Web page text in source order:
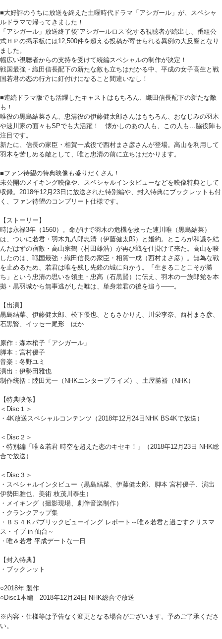
■大好評のうちに放送を終えた土曜時代ドラマ「アシガール」が、スペシャ
ルドラマで帰ってきました！
「アシガール」放送終了後“アシガールロス”化する視聴者が続出し、番組公
式ＨＰの掲示板には12,500件を超える投稿が寄せられる異例の大反響となり
ました。
幅広い視聴者からの支持を受けて続編スペシャルの制作が決定！
戦国最強・織田信長配下の新たな敵も立ちはだかる中、平成の女子高生と戦
国若君の恋の行方に釘付けになること間違いなし！
■連続ドラマ版でも活躍したキャストはもちろん、織田信長配下の新たな敵
も！
唯役の黒島結菜さん、忠清役の伊藤健太郎さんはもちろん、おなじみの羽木
や速川家の面々もSPでも大活躍！ 懐かしのあの人も、この人も…脇役陣も
注目です。
新たに、信長の家臣・相賀一成役で西村まさ彦さんが登場。高山を利用して
羽木を苦しめる敵として、唯と忠清の前に立ちはだかります。
■ファン待望の特典映像も盛りだくさん！
未公開のメイキング映像や、スペシャルインタビューなどを映像特典として
収録。2018年12月23日に放送された特別編や、封入特典にブックレットも付
く、ファン待望のコンプリート仕様です。
【ストーリー】
時は永禄3年（1560）。命がけで羽木の危機を救った速川唯（黒島結菜）
は、ついに若君・羽木九八郎忠清（伊藤健太郎）と婚約。ところが和議を結
んだはずの宿敵・高山宗鶴（村田雄浩）が再び戦を仕掛けて来た。高山を唆
したのは、戦国最強・織田信長の家臣・相賀一成（西村まさ彦）。無為な戦
を止めるため、若君は唯を残し先鋒の城に向かう。「生きることこそが勝
ち」という忠清の思いを領主・忠高（石黒賢）に伝え、羽木の一族郎党を本
拠・黒羽城から無事逃がした唯は、単身若君の後を追う――。
【出演】
黒島結菜、伊藤健太郎、松下優也、ともさかりえ、川栄李奈、西村まさ彦、
石黒賢、イッセー尾形 ほか
原作：森本梢子「アシガール」
脚本：宮村優子
音楽：冬野ユミ
演出：伊勢田雅也
制作統括：陸田元一（NHKエンタープライズ）、土屋勝裕（NHK）
【特典映像】
＜Disc１＞
・4K放送スペシャルコンテンツ（2018年12月24日NHK BS4Kで放送）
＜Disc２＞
・特別編「唯＆若君 時空を超えた恋のキセキ！」（2018年12月23日 NHK総
合で放送）
＜Disc３＞
・スペシャルインタビュー（黒島結菜、伊藤健太郎、脚本 宮村優子、演出
伊勢田雅也、美術 枝茂川泰生）
・メイキング（撮影現場、劇伴音楽制作）
・クランクアップ集
・ＢＳ４Ｋパブリックビューイング レポート～唯＆若君と過ごすクリスマ
ス・イブ in 仙台～
・唯＆若君 平成デートな一日
【封入特典】
・ブックレット
○2018年 製作
○Disc1本編 2018年12月24日 NHK総合で放送
※内容・仕様等は予告なく変更となる場合がございます。予めご了承くださ
い。